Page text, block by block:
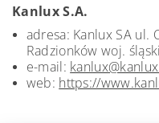
Kanlux S.A.
adresa: Kanlux SA ul.
Radzionków woj.
e-mail:
web: https://